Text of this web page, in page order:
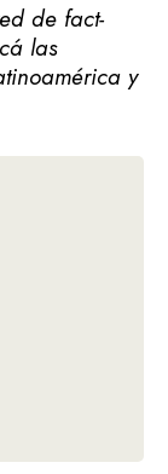
de fact-
las
y